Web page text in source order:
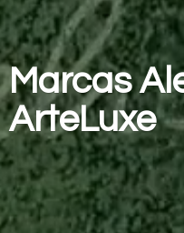
Marcas
ArteLuxe